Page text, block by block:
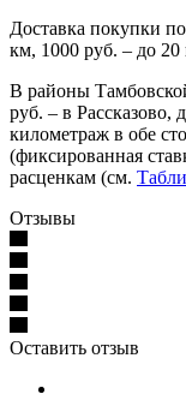
Доставка покупки
км, 1000 руб. – до 20
В районы
руб. – в Рассказово,
километраж в обе
(фиксированная
расценкам (см.
Отзывы
Оставить отзыв